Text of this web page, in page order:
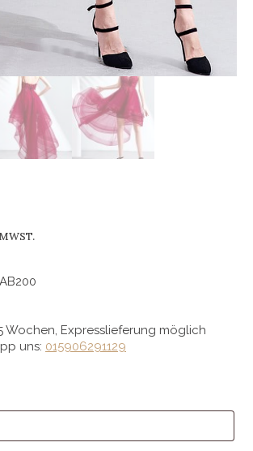
Wochen, Expresslieferung möglich
uns: 015906291129